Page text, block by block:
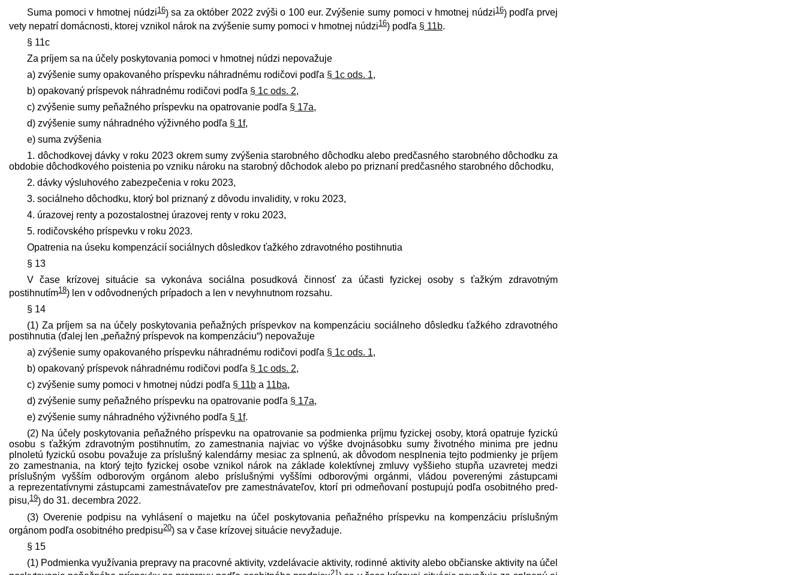
Suma pomoci v hmotnej núdzi16)sa za október 2022 zvýši o 100 eur. Zvýšenie sumy pomoci v hmotnej núdzi16)podľa prvej
vety nepatrí domácnosti, ktorej vznikol nárok na zvýšenie sumy pomoci v hmotnej núdzi16) podľa § 11b.
§ 11c
Za príjem sa na účely poskytovania pomoci v hmotnej núdzi nepovažuje
a) zvýšenie sumy opakovaného príspevku náhradnému rodičovi podľa § 1c ods. 1,
b) opakovaný príspevok náhradnému rodičovi podľa § 1c ods. 2,
c) zvýšenie sumy peňažného príspevku na opatrovanie podľa § 17a,
d) zvýšenie sumy náhradného výživného podľa § 1f,
e) suma zvýšenia
1. dôchodkovej dávky v roku 2023 okrem sumy zvýšenia starobného dôchodku alebo predčasného starobného dôchodku za
obdobie dôchodkového poistenia po vzniku nároku na starobný dôchodok alebo po priznaní predčasného starobného dôchodku,
2. dávky výsluhového zabezpečenia v roku 2023,
3. sociálneho dôchodku, ktorý bol priznaný z dôvodu invalidity, v roku 2023,
4. úrazovej renty a pozostalostnej úrazovej renty v roku 2023,
5. rodičovského príspevku v roku 2023.
Opatrenia na úseku kompenzácií sociálnych dôsledkov ťažkého zdravotného postihnutia
§ 13
V čase krízovej situácie sa vykonáva sociálna posudková činnosť za účasti fyzickej osoby s ťažkým zdravotným
postihnutím18) len v odôvodnených prípadoch a len v nevyhnutnom rozsahu.
§ 14
(1) Za príjem sa na účely poskytovania peňažných príspevkov na kompenzáciu sociálneho dôsledku ťažkého zdravotného
postihnutia (ďalej len „peňažný príspevok na kompenzáciu“) nepovažuje
a) zvýšenie sumy opakovaného príspevku náhradnému rodičovi podľa § 1c ods. 1,
b) opakovaný príspevok náhradnému rodičovi podľa § 1c ods. 2,
c) zvýšenie sumy pomoci v hmotnej núdzi podľa § 11b a 11ba,
d) zvýšenie sumy peňažného príspevku na opatrovanie podľa § 17a,
e) zvýšenie sumy náhradného výživného podľa § 1f.
(2) Na účely poskytovania peňažného príspevku na opatrovanie sa podmienka príjmu fyzickej osoby, ktorá opatruje fyzickú
osobu s ťažkým zdravotným postihnutím, zo zamestnania najviac vo výške dvojnásobku sumy životného minima pre jednu
plnoletú fyzickú osobu považuje za príslušný kalendárny mesiac za splnenú, ak dôvodom nesplnenia tejto podmienky je príjem
zo zamestnania, na ktorý tejto fyzickej osobe vznikol nárok na základe kolektívnej zmluvy vyššieho stupňa uzavretej medzi
príslušným vyšším odborovým orgánom alebo príslušnými vyššími odborovými orgánmi, vládou poverenými zástupcami
a reprezentatívnymi zástupcami zamest­návateľov pre zamest­návateľov, ktorí pri odmeňovaní postupujú podľa osobitného pred­
pisu,19) do 31. decembra 2022.
(3) Overenie podpisu na vyhlásení o majetku na účel poskytovania peňažného príspevku na kompenzáciu príslušným
orgánom podľa osobitného pred­pisu20) sa v čase krízovej situácie nevyžaduje.
§ 15
(1) Podmienka využívania prepravy na pracovné aktivity, vzdelávacie aktivity, rodinné aktivity alebo občianske aktivity na účel
21